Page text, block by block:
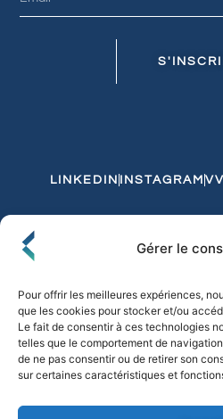
Gérer le
Pour offrir les meilleures expériences,
que les cookies pour stocker et/ou
Le fait de consentir à ces technologies
telles que le comportement de
de ne pas consentir ou de retirer son
sur certaines caractéristiques et
LINKEDIN INSTAGRAM
Politique de Confidentialité et de
© 2026 FLO & CO. All